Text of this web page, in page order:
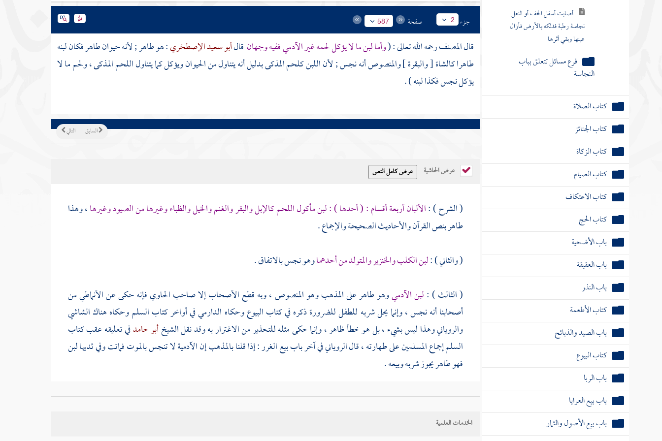
أصابت أسفل الخف أو النعل
نجاسة رطبة فدلكه بالأرض فأزال
عينها وبقي أثرها
فرع مسائل تتعلق بباب
النجاسة
كتاب الصلاة
كتاب الجنائز
كتاب الزكاة
كتاب الصيام
كتاب الاعتكاف
كتاب الحج
باب الأضحية
باب العقيقة
باب النذر
كتاب الأطعمة
باب الصيد والذبائح
كتاب البيوع
باب الربا
باب بيع العرايا
باب بيع الأصول والثمار
جزء 2 صفحة 587
قالالمصنفرحمه الله تعالى : (وأما لبن ما لا يؤكل لحمه غير الآدمي ففيه وجهان قالأبو سعيد الإصطخري: هو طاهر ; لأنه حيوان طاهر فكان لبنه
طاهرا كالشاة [ والبقرة ] والمنصوص أنه نجس ; لأن اللبن كلحم المذكى بدليل أنه يتناول من الحيوان ويؤكل كما يتناول اللحم المذكى ، ولحم ما لا
يؤكل نجس فكذا لبنه ) .
التالي السابق
عرض الحاشية
( الشرح ) :الألبان أربعة أقسام : ( أحدها ) : لبن مأكول اللحم كالإبل والبقر والغنم والخيل والظباء وغيرها من الصيود وغيرها، وهذا
طاهر بنص القرآن والأحاديث الصحيحة والإجماع .
( والثاني ) :لبن الكلب والخنزير والمتولد من أحدهماوهو نجس بالاتفاق .
( الثالث ) :لبن الآدميوهو طاهر على المذهب وهو المنصوص ، وبه قطع الأصحاب إلا صاحب الحاوي فإنه حكى عنالأنماطيمن
أصحابنا أنه نجس ، وإنما يحل شربه للطفل للضرورة ذكره في كتاب البيوع وحكاه الدارميفي أواخر كتاب السلم وحكاه هناكالشاشي
والرويانيوهذا ليس بشيء ، بل هو خطأ ظاهر ، وإنما حكى مثله للتحذير من الاغترار به وقد نقل الشيخأبو حامدفي تعليقه عقب كتاب
السلم إجماع المسلمين على طهارته ، قالالرويانيفي آخر باب بيع الغرر : إذا قلنا بالمذهب إن الآدمية لا تنجس بالموت فماتت وفي ثديها لبن
فهو طاهر يجوز شربه وبيعه .
( الرابع ) :لبن سائر الحيوانات الطاهرةغير ما ذكرنا ، والصحيح[ص:588 ] المنصوص : نجاستها ، وقالالإصطخري: طاهرة وقد ذكر
المصنف دليل الوجهين ، وممن قال بطهارتهالخدمات العلمية